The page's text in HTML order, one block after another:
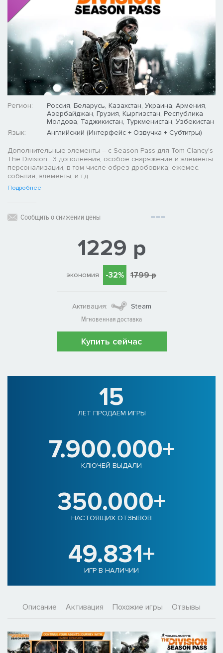
Регион:
Россия, Беларусь, Казахстан, Украина, Армения,
Азербайджан, Грузия, Кыргизстан, Республика
Молдова, Таджикистан, Туркменистан, Узбекистан
Язык:
Английский (Интерфейс + Озвучка + Субтитры)
Дополнительные элементы – с Season Pass для Tom Clancy's
The Division : 3 дополнения; особое снаряжение и элементы
персонализации, в том числе обрез дробовика; ежемес.
события, элементы, и т.д.
Подробнее
Сообщить о снижении цены
1229 р
экономия -32% 1799 р
Активация:
Steam
Мгновенная доставка
Купить сейчас
15
ЛЕТ ПРОДАЕМ ИГРЫ
7.900.000+
КЛЮЧЕЙ ВЫДАЛИ
350.000+
НАСТОЯЩИХ ОТЗЫВОВ
49.831+
ИГР В НАЛИЧИИ
Описание Активация Похожие игры Отзывы